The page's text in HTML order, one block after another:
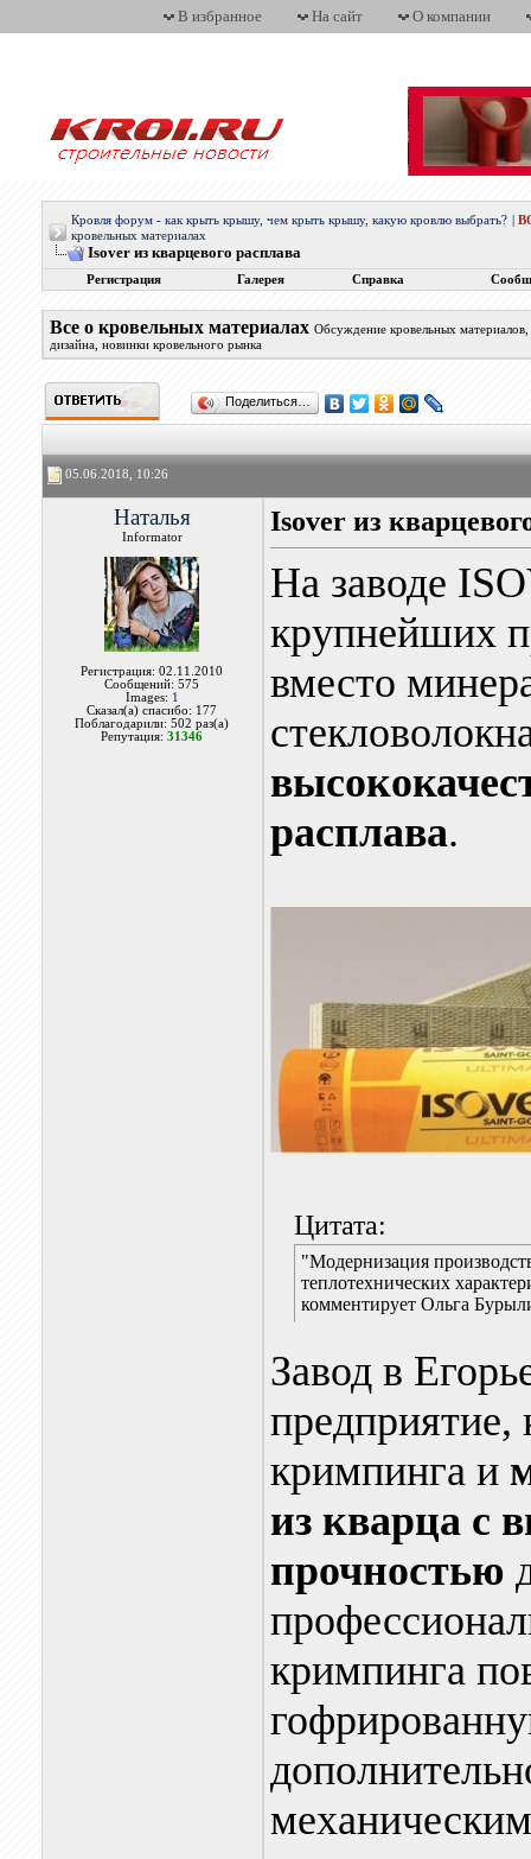
В избранное На сайт О компании
Кровля форум - как крыть крышу, чем крыть крышу, какую кровлю выбрать?
кровельных материалах
Isover из кварцевого расплава
Регистрация Галерея Справка
Все о кровельных материалах Обсуждение кровельных
дизайна, новинки кровельного рынка
Поделиться…
05.06.2018, 10:26
Наталья
Informator
Регистрация: 02.11.2010
Сообщений: 575
Images: 1
Сказал(а) спасибо: 177
Поблагодарили: 502 раз(а)
Репутация:31346
Isover из
На заводе
крупнейших
вместо
расплава.
Цитата:
"Модернизация
теплотехнических
комментирует Ольга
Завод в
предприятие,
кримпинга и
из кварца с
прочностью
кримпинга